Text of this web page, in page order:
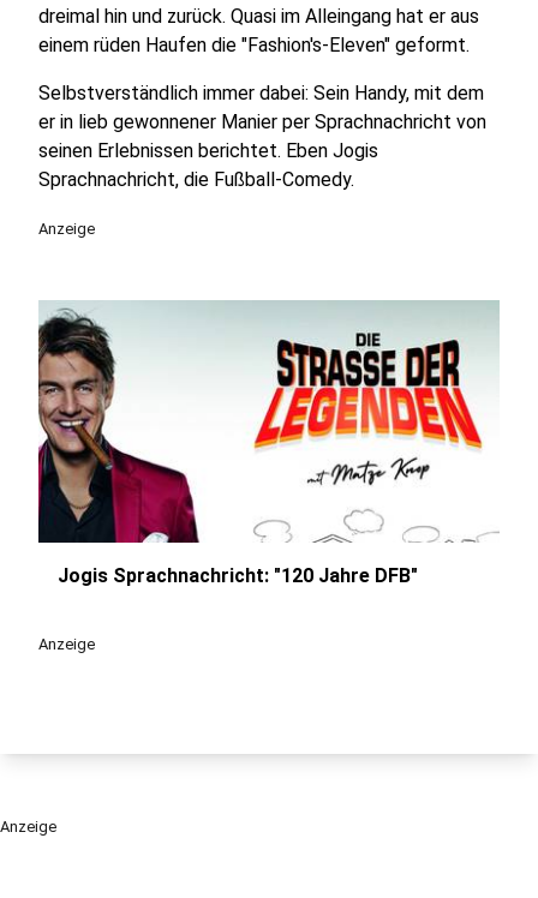
dreimal hin und zurück. Quasi im Alleingang hat er aus
einem rüden Haufen die "Fashion's-Eleven" geformt.
Selbstverständlich immer dabei: Sein Handy, mit dem
er in lieb gewonnener Manier per Sprachnachricht von
seinen Erlebnissen berichtet. Eben Jogis
Sprachnachricht, die Fußball-Comedy.
Anzeige
Jogis Sprachnachricht: "120 Jahre DFB"
Anzeige
Anzeige